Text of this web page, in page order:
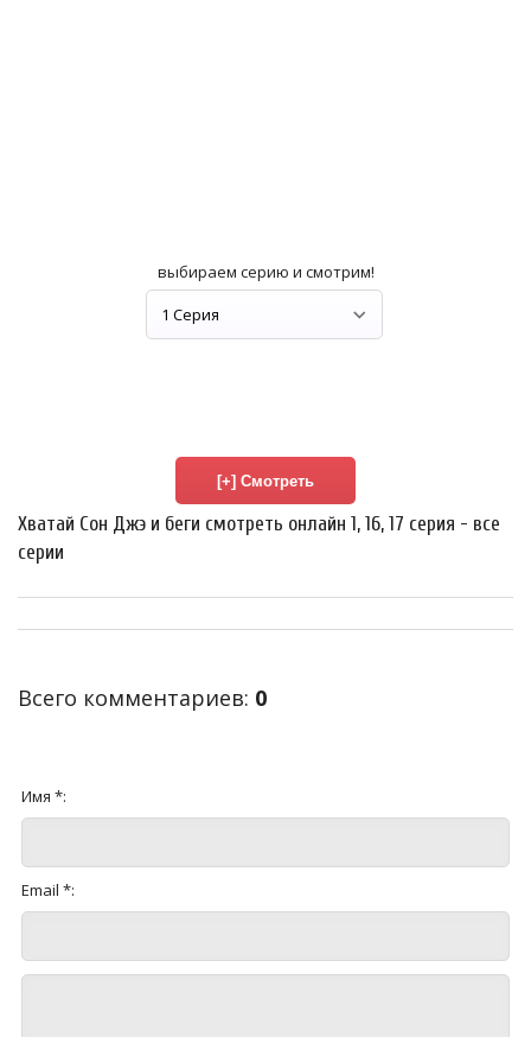
выбираем серию и смотрим!
Хватай Сон Джэ и беги смотреть онлайн 1, 16, 17 серия - все
серии
Всего комментариев: 0
Имя *:
Email *: